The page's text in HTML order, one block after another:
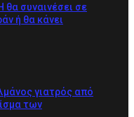
θα συναινέσει σε
ή θα κάνει
γιατρός από
των